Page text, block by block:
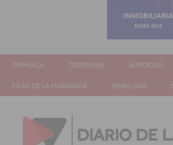
ORIHUELA TORREVIEJA ALMORADÍ
PILAR DE LA HORADADA BENEJUZAR